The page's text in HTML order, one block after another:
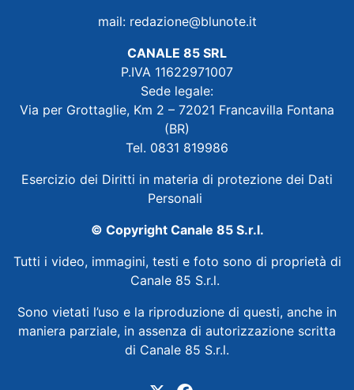
mail: redazione@blunote.it
CANALE 85 SRL
P.IVA 11622971007
Sede legale:
Via per Grottaglie, Km 2 – 72021 Francavilla Fontana
(BR)
Tel. 0831 819986
Esercizio dei Diritti in materia di protezione dei Dati
Personali
© Copyright Canale 85 S.r.l.
Tutti i video, immagini, testi e foto sono di proprietà di
Canale 85 S.r.l.
Sono vietati l’uso e la riproduzione di questi, anche in
maniera parziale, in assenza di autorizzazione scritta
di Canale 85 S.r.l.